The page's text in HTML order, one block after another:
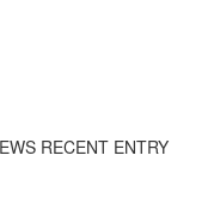
RECENT ENTRY